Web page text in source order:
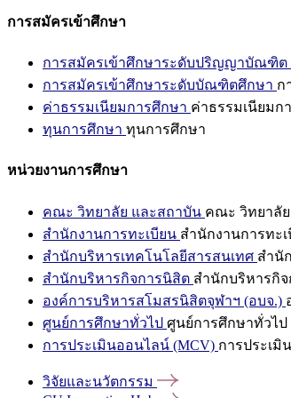
การสมัครเข้าศึกษา
การสมัครเข้าศึกษาระดับปริญญาบัณฑิต
การสมัครเข้าศึกษาระดับบัณฑิตศึกษา ก
ค่าธรรมเนียมการศึกษา ค่าธรรมเนียมก
ทุนการศึกษา ทุนการศึกษา
หน่วยงานการศึกษา
คณะ วิทยาลัย และสถาบัน คณะ วิทยาลั
สำนักงานการทะเบียน สำนักงานการทะ
สำนักบริหารเทคโนโลยีสารสนเทศ สำนั
สำนักบริหารกิจการนิสิต สำนักบริหารกิ
องค์การบริหารสโมสรนิสิตจุฬาฯ (อบจ.)
ศูนย์การศึกษาทั่วไป ศูนย์การศึกษาทั่วไป
การประเมินออนไลน์ (MCV) การประเมิ
วิจัยและนวัตกรรม